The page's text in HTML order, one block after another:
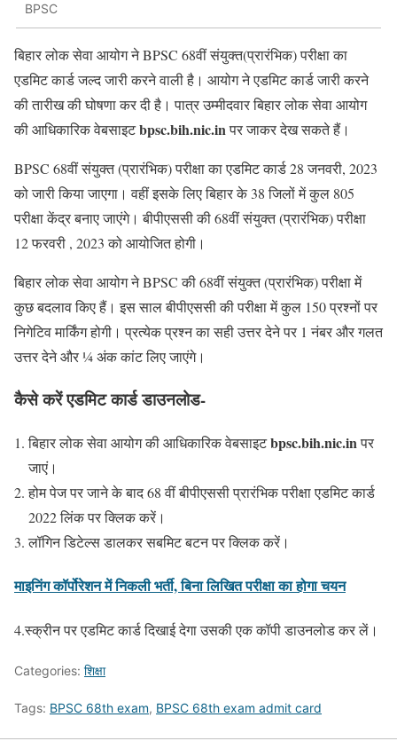
BPSC
बिहार लोक सेवा आयोग ने BPSC 68वीं संयुक्त(प्रारंभिक) परीक्षा का
एडमिट कार्ड जल्द जारी करने वाली है। आयोग ने एडमिट कार्ड जारी करने
की तारीख की घोषणा कर दी है। पात्र उम्मीदवार बिहार लोक सेवा आयोग
की आधिकारिक वेबसाइटbpsc.bih.nic.inपर जाकर देख सकते हैं।
BPSC 68वीं संयुक्त (प्रारंभिक) परीक्षा का एडमिट कार्ड 28 जनवरी, 2023
को जारी किया जाएगा। वहीं इसके लिए बिहार के 38 जिलों में कुल 805
परीक्षा केंद्र बनाए जाएंगे। बीपीएससी की 68वीं संयुक्त (प्रारंभिक) परीक्षा
12 फरवरी , 2023 को आयोजित होगी।
बिहार लोक सेवा आयोग ने BPSC की 68वीं संयुक्त (प्रारंभिक) परीक्षा में
कुछ बदलाव किए हैं। इस साल बीपीएससी की परीक्षा में कुल 150 प्रश्नों पर
निगेटिव मार्किंग होगी। प्रत्येक प्रश्न का सही उत्तर देने पर 1 नंबर और गलत
उत्तर देने और ¼ अंक कांट लिए जाएंगे।
कैसे करें एडमिट कार्ड डाउनलोड-
बिहार लोक सेवा आयोग की आधिकारिक वेबसाइटbpsc.bih.nic.inपर
जाएं।
होम पेज पर जाने के बाद 68 वीं बीपीएससी प्रारंभिक परीक्षा एडमिट कार्ड
2022 लिंक पर क्लिक करें।
लॉगिन डिटेल्स डालकर सबमिट बटन पर क्लिक करें।
माइनिंग कॉर्पोरेशन में निकली भर्ती, बिना लिखित परीक्षा का होगा चयन
4.स्क्रीन पर एडमिट कार्ड दिखाई देगा उसकी एक कॉपी डाउनलोड कर लें।
Categories: शिक्षा
Tags: BPSC 68th exam, BPSC 68th exam admit card